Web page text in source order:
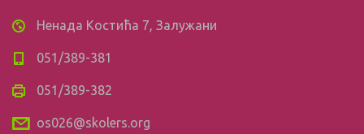
Ненада Костића 7, Залужани
051/389-381
051/389-382
os026@skolers.org